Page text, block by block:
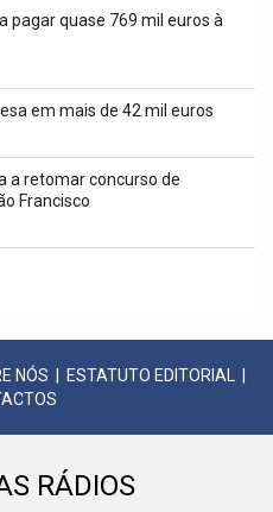
pagar quase 769 mil euros à
em mais de 42 mil euros
a retomar concurso de
Francisco
NÓS ESTATUTO EDITORIAL
RÁDIOS